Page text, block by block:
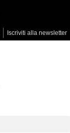
Iscriviti alla newsletter